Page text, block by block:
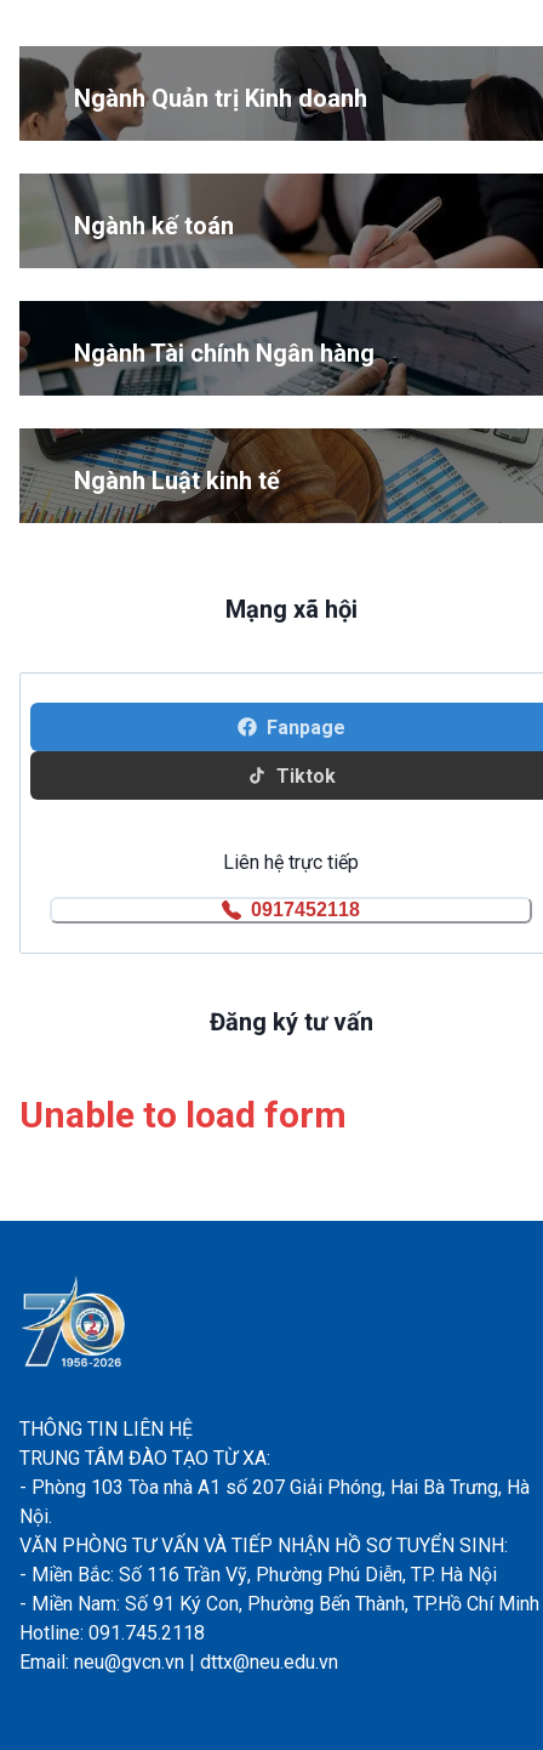
Ngành Quản trị Kinh doanh
Ngành kế toán
Ngành Tài chính Ngân hàng
Ngành Luật kinh tế
Mạng xã hội
Fanpage
Tiktok
Liên hệ trực tiếp
0917452118
Đăng ký tư vấn
Unable to load form
THÔNG TIN LIÊN HỆ
TRUNG TÂM ĐÀO TẠO TỪ XA:
- Phòng 103 Tòa nhà A1 số 207 Giải Phóng, Hai Bà Trưng, Hà
Nội.
VĂN PHÒNG TƯ VẤN VÀ TIẾP NHẬN HỒ SƠ TUYỂN SINH:
- Miền Bắc: Số 116 Trần Vỹ, Phường Phú Diễn, TP. Hà Nội
- Miền Nam: Số 91 Ký Con, Phường Bến Thành, TP.Hồ Chí Minh
Hotline: 091.745.2118
Email: neu@gvcn.vn | dttx@neu.edu.vn